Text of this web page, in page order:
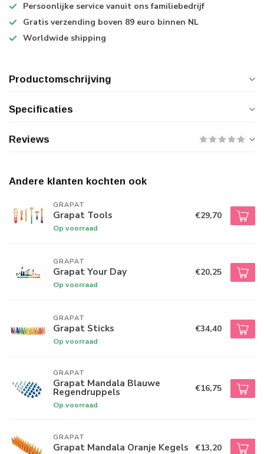
Persoonlijke service vanuit ons familiebedrijf
Gratis verzending boven 89 euro binnen NL
Worldwide shipping
Productomschrijving
Specificaties
Reviews
Andere klanten kochten ook
GRAPAT
Grapat Tools
Op voorraad
€29,70
GRAPAT
Grapat Your Day
Op voorraad
€20,25
GRAPAT
Grapat Sticks
Op voorraad
€34,40
GRAPAT
Grapat Mandala Blauwe
Regendruppels
Op voorraad
€16,75
GRAPAT
Grapat Mandala Oranje Kegels €13,20